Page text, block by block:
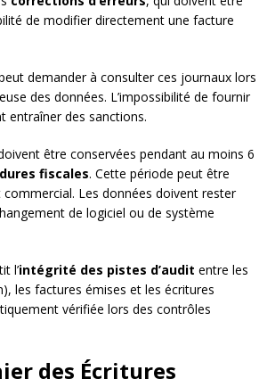
de modifier directement une facture
demander à consulter ces journaux lors
des données. L’impossibilité de fournir
entraîner des sanctions.
être conservées pendant au moins 6
fiscales. Cette période peut être
Les données doivent rester
de logiciel ou de système
l’intégrité des pistes d’audit entre les
les factures émises et les écritures
vérifiée lors des contrôles
des Écritures